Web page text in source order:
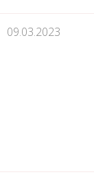
09.03.2023